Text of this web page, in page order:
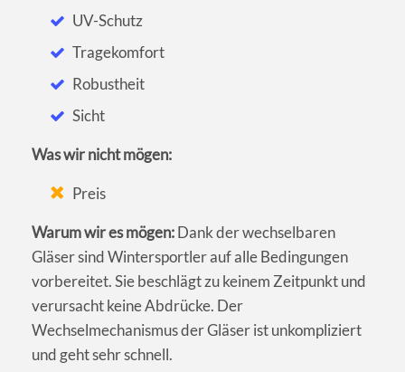
UV-Schutz
Tragekomfort
Robustheit
Sicht
Was wir nicht mögen:
Preis
Warum wir es mögen:Dank der wechselbaren
Gläser sind Wintersportler auf alle Bedingungen
vorbereitet. Sie beschlägt zu keinem Zeitpunkt und
verursacht keine Abdrücke. Der
Wechselmechanismus der Gläser ist unkompliziert
und geht sehr schnell.